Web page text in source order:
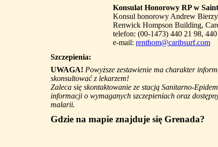
Konsulat Honorowy RP w Saint
Konsul honorowy Andrew
Renwick Hompson Building,
telefon: (00-1473) 440 21 98,
e-mail: renthom@caribsurf.com
Szczepienia:
UWAGA! Powyższe zestawienie ma charakter
skonsultować z lekarzem!
Zaleca się skontaktowanie ze stacją Sanitarno-
informacji o wymaganych szczepieniach oraz
malarii.
Gdzie na mapie znajduje się Grenada?